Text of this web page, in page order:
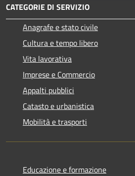
CATEGORIE DI SERVIZIO
Anagrafe e stato civile
Cultura e tempo libero
Vita lavorativa
Imprese e Commercio
Appalti pubblici
Catasto e urbanistica
Mobilità e trasporti
Educazione e formazione